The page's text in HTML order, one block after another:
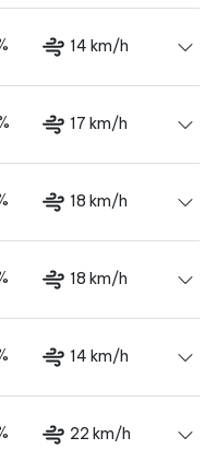
14 km/h
17 km/h
18 km/h
18 km/h
14 km/h
22 km/h